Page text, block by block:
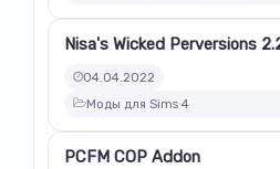
Nisa's Wicked Perversions
04.04.2022
Моды для Sims 4
PCFM COP Addon